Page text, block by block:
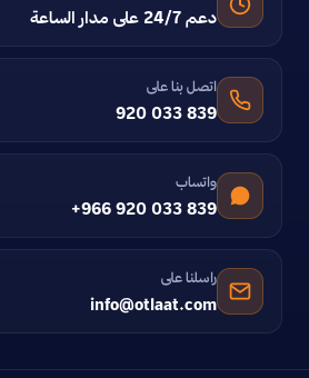
دعم 24/7 على مدار الساعة
اتصل بنا على
920 033 839
واتساب
+966 920 033 839
راسلنا على
info@otlaat.com